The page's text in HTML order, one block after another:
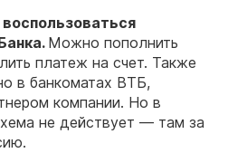
. Можно пополнить
платеж на счет. Также
в банкоматах ВТБ,
компании. Но в
не действует — там за